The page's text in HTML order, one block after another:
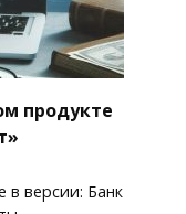
продукте
в версии: Банк